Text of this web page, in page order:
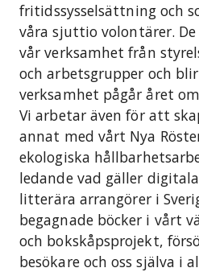
fritidssysselsättning och
våra sjuttio volontärer.
vår verksamhet från
och arbetsgrupper och
verksamhet pågår året
Vi arbetar även för att
annat med vårt Nya
ekologiska
ledande vad gäller
litterära arrangörer i
begagnade böcker i vårt
och bokskåpsprojekt,
besökare och oss själva i